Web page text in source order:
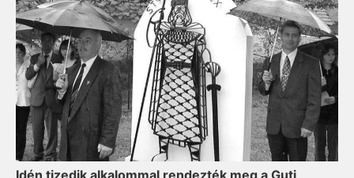
Idén tizedik alkalommal rendezték meg a Guti